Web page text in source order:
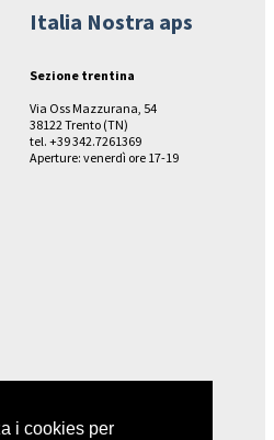
Italia Nostra aps
Sezione trentina
Via Oss Mazzurana, 54
38122 Trento (TN)
tel. +39 342.7261369
Aperture: venerdì ore 17-19
i cookies per